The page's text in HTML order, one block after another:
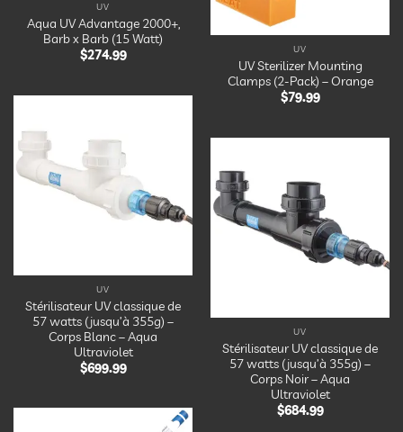
UV
Aqua UV Advantage 2000+,
Barb x Barb (15 Watt)
$274.99 UV
UV Sterilizer Mounting
Clamps (2-Pack) – Orange
$79.99
UV
Stérilisateur UV classique de
57 watts (jusqu’à 355g) –
Corps Blanc – Aqua
Ultraviolet
$699.99
UV
Stérilisateur UV classique de
57 watts (jusqu’à 355g) –
Corps Noir – Aqua
Ultraviolet
$684.99